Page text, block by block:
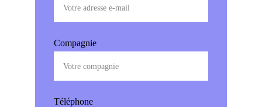
Compagnie
Téléphone